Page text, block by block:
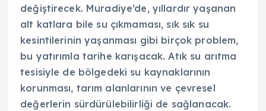
değiştirecek. Muradiye’de, yıllardır yaşanan
alt katlara bile su çıkmaması, sık sık su
kesintilerinin yaşanması gibi birçok problem,
bu yatırımla tarihe karışacak. Atık su arıtma
tesisiyle de bölgedeki su kaynaklarının
korunması, tarım alanlarının ve çevresel
değerlerin sürdürülebilirliği de sağlanacak.